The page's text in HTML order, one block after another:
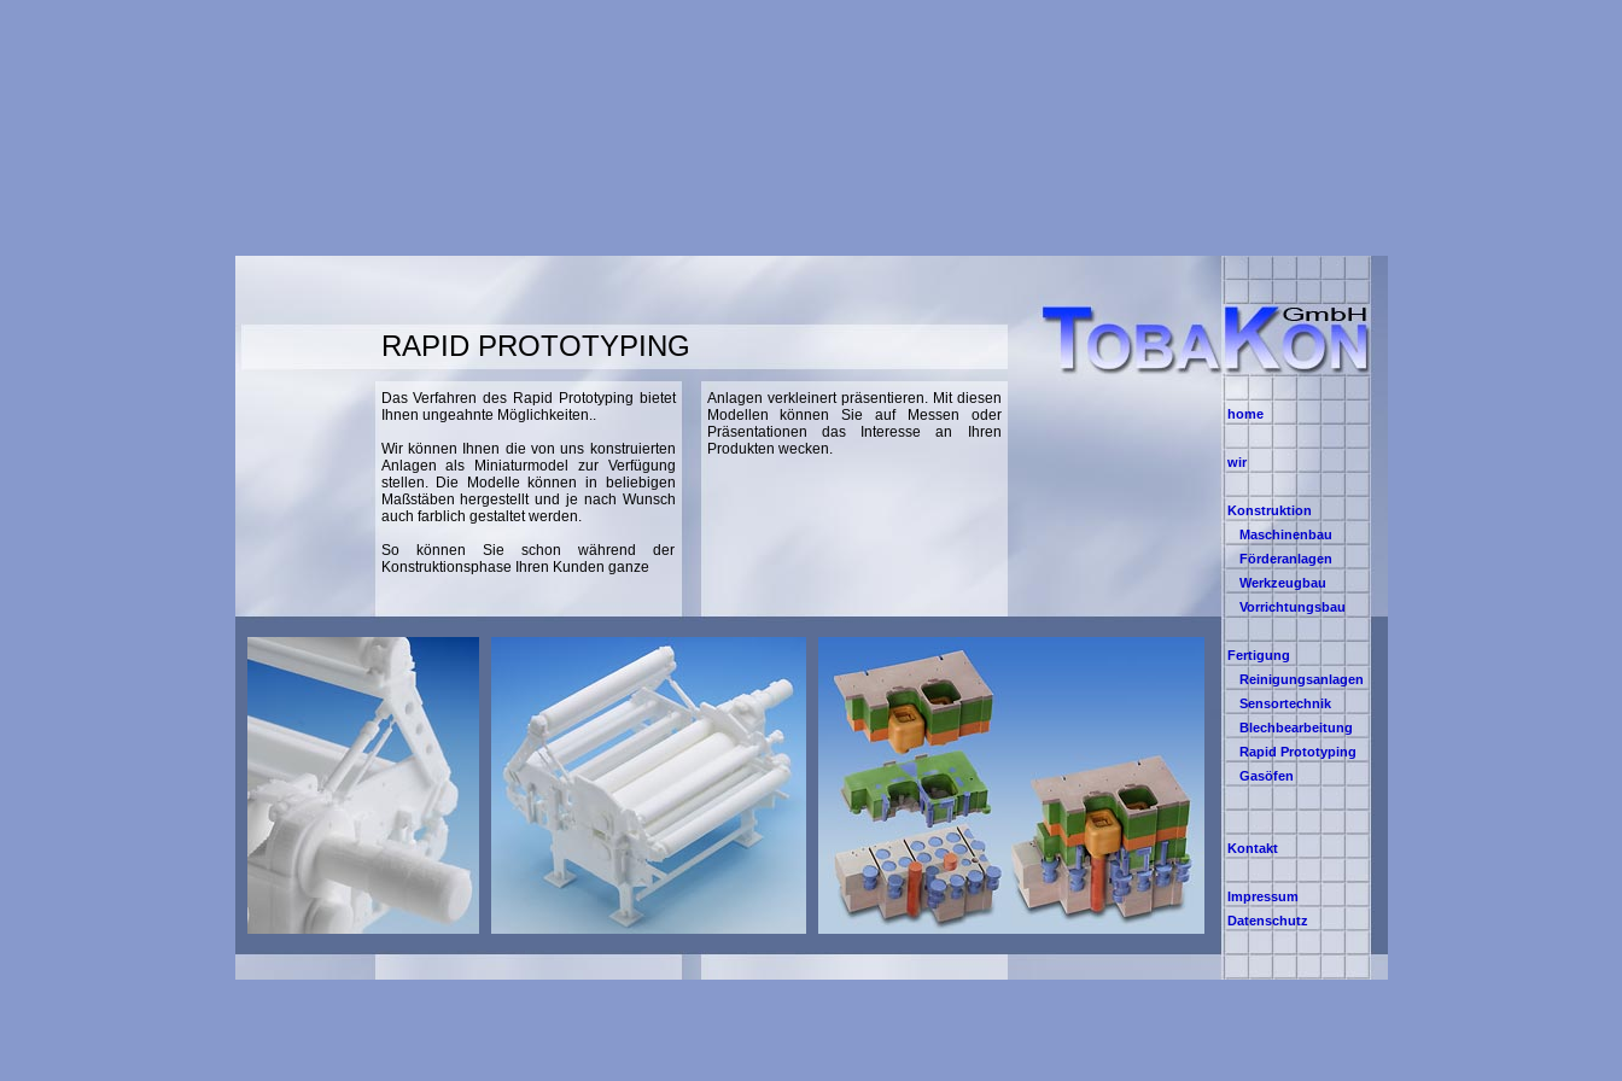
RAPID PROTOTYPING
Das Verfahren des Rapid Prototyping bietet
Ihnen ungeahnte Möglichkeiten..
Wir können Ihnen die von uns konstruierten
Anlagen als Miniaturmodel zur Verfügung
stellen. Die Modelle können in beliebigen
Maßstäben hergestellt und je nach Wunsch
auch farblich gestaltet werden.
So können Sie schon während der
Konstruktionsphase Ihren Kunden ganze
Anlagen verkleinert präsentieren. Mit diesen
Modellen können Sie auf Messen oder
Präsentationen das Interesse an Ihren
Produkten wecken.
home
wir
Konstruktion
Maschinenbau
Förderanlagen
Werkzeugbau
Vorrichtungsbau
Fertigung
Reinigungsanlagen
Sensortechnik
Blechbearbeitung
Rapid Prototyping
Gasöfen
Kontakt
Impressum
Datenschutz